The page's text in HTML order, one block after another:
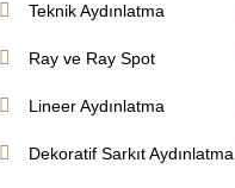
Teknik Aydınlatma
Ray ve Ray Spot
Lineer Aydınlatma
Dekoratif Sarkıt Aydınlatma